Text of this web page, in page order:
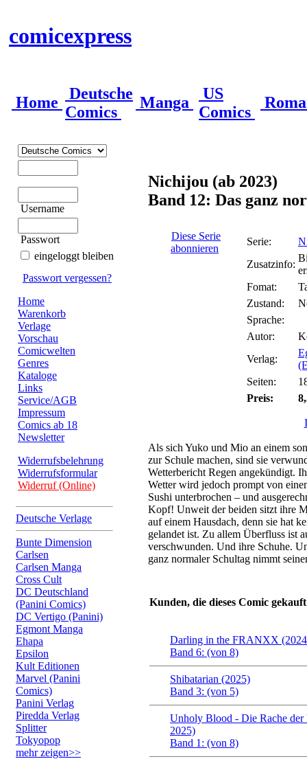
comicexpress
Home
Deutsche
Comics
Manga
US
Comics
Username
Passwort
eingeloggt bleiben
Passwort vergessen?
Home
Warenkorb
Verlage
Vorschau
Comicwelten
Genres
Kataloge
Links
Service/AGB
Impressum
Comics ab 18
Newsletter
Widerrufsbelehrung
Widerrufsformular
Widerruf (Online)
Deutsche Verlage
Bunte Dimension
Carlsen
Carlsen Manga
Cross Cult
DC Deutschland
(Panini Comics)
DC Vertigo (Panini)
Egmont Manga
Ehapa
Epsilon
Kult Editionen
Marvel (Panini
Comics)
Panini Verlag
Piredda Verlag
Splitter
Tokyopop
mehr zeigen>>
Nichijou (ab 2023)
Band 12: Das ganz
Diese Serie
abonnieren
Serie:
Zusatzinfo:
Fomat:
Zustand:
Sprache:
Autor:
Verlag:
Seiten:
Preis:
Als sich Yuko und Mio an einem
zur Schule machen, sind sie
Wetterbericht Regen angekündigt.
Wetter wird jedoch prompt von
Sushi unterbrochen – und
Kopf! Unweit der beiden sitzt ihre
auf einem Hausdach, denn sie hat
gelandet ist. Zu allem Überfluss ist
verschwunden. Und ihre Schuhe.
ganz normaler Schultag nimmt
Kunden, die dieses Comic
Darling in the FRANXX
Band 6: (von 8)
Shibatarian (2025)
Band 3: (von 5)
Unholy Blood - Die Rache der
2025)
Band 1: (von 8)